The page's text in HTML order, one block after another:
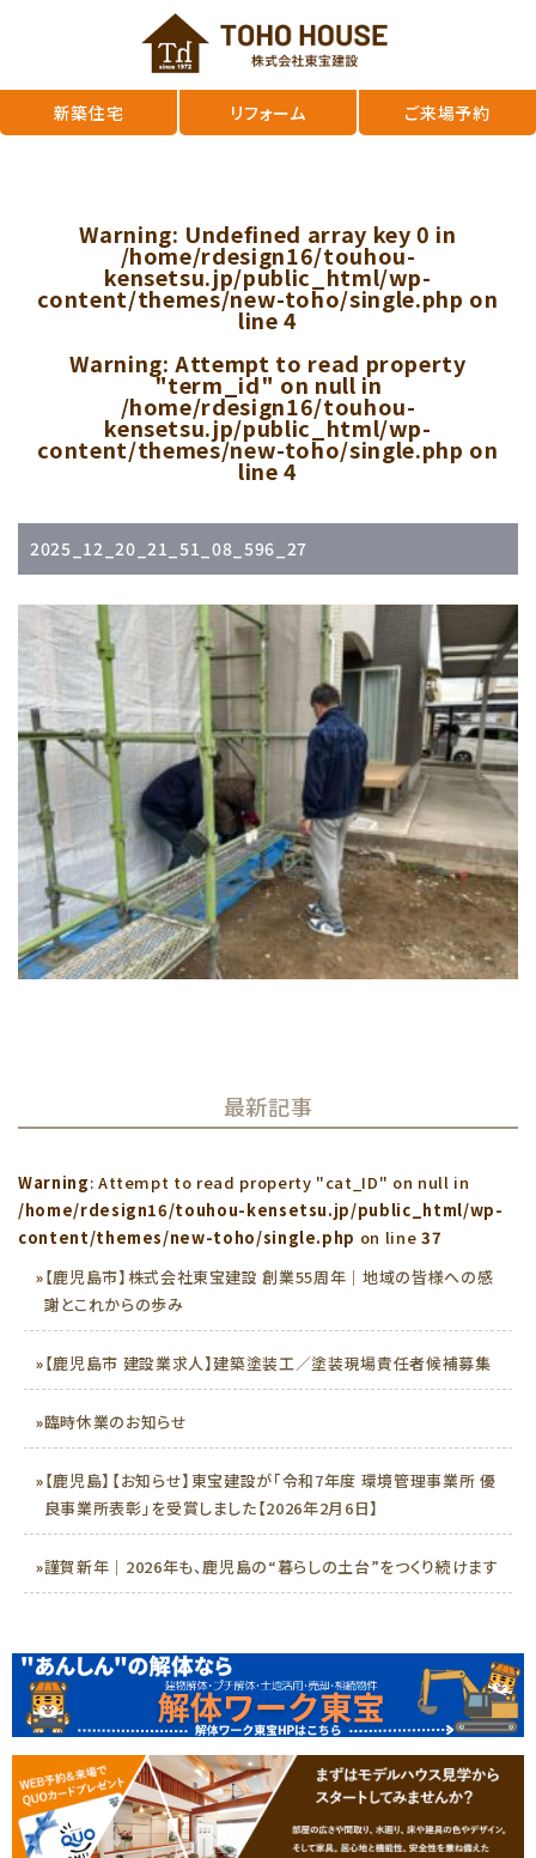
新築住宅 リフォーム ご来場予約
Warning: Undefined array key 0 in
/home/rdesign16/touhou-
kensetsu.jp/public_html/wp-
content/themes/new-toho/single.php on
line4
Warning: Attempt to read property
"term_id" on null in
/home/rdesign16/touhou-
kensetsu.jp/public_html/wp-
content/themes/new-toho/single.php on
line4
2025_12_20_21_51_08_596_27
最新記事
Warning: Attempt to read property "cat_ID" on null in
/home/rdesign16/touhou-kensetsu.jp/public_html/wp-
content/themes/new-toho/single.php on line 37
»【鹿児島市】株式会社東宝建設 創業55周年｜地域の皆様への感
謝とこれからの歩み
»【鹿児島市 建設業求人】建築塗装工／塗装現場責任者候補募集
»臨時休業のお知らせ
»【鹿児島】【お知らせ】東宝建設が「令和7年度 環境管理事業所 優
良事業所表彰」を受賞しました【2026年2月6日】
»謹賀新年｜2026年も、鹿児島の“暮らしの土台”をつくり続けます